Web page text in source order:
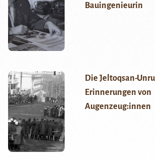
Bauingenieurin
Die Jeltoqsan-
Erinnerungen von
Augenzeug:innen